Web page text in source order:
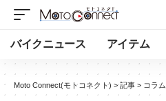
バイクニュース アイテム
Moto Connect(モトコネクト) >記事 > コラム